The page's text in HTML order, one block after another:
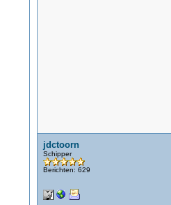
jdctoorn
Schipper
Berichten: 629